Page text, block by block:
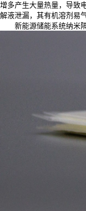
增多产生大量热量，导致
解液泄漏，其有机溶剂易
新能源储能系统纳米